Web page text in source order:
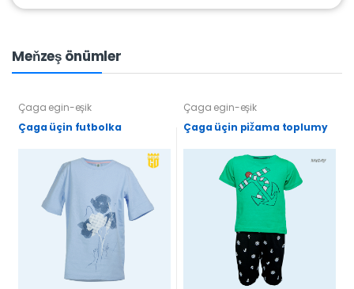
Meňzeş önümler
Çaga egin-eşik
Çaga üçin futbolka
Çaga egin-eşik
Çaga üçin pižama toplumy